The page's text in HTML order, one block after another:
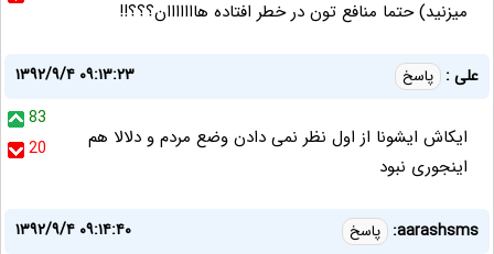
میزنید) حتما منافع تون در خطر افتاده هااااااان؟؟؟!!
علی : پاسخ
۱۳۹۲/۹/۴ ۰۹:۱۳:۲۳
83
20
ایکاش ایشونا از اول نظر نمی دادن وضع مردم و دلالا هم
اینجوری نبود
aarashsms: پاسخ
۱۳۹۲/۹/۴ ۰۹:۱۴:۴۰